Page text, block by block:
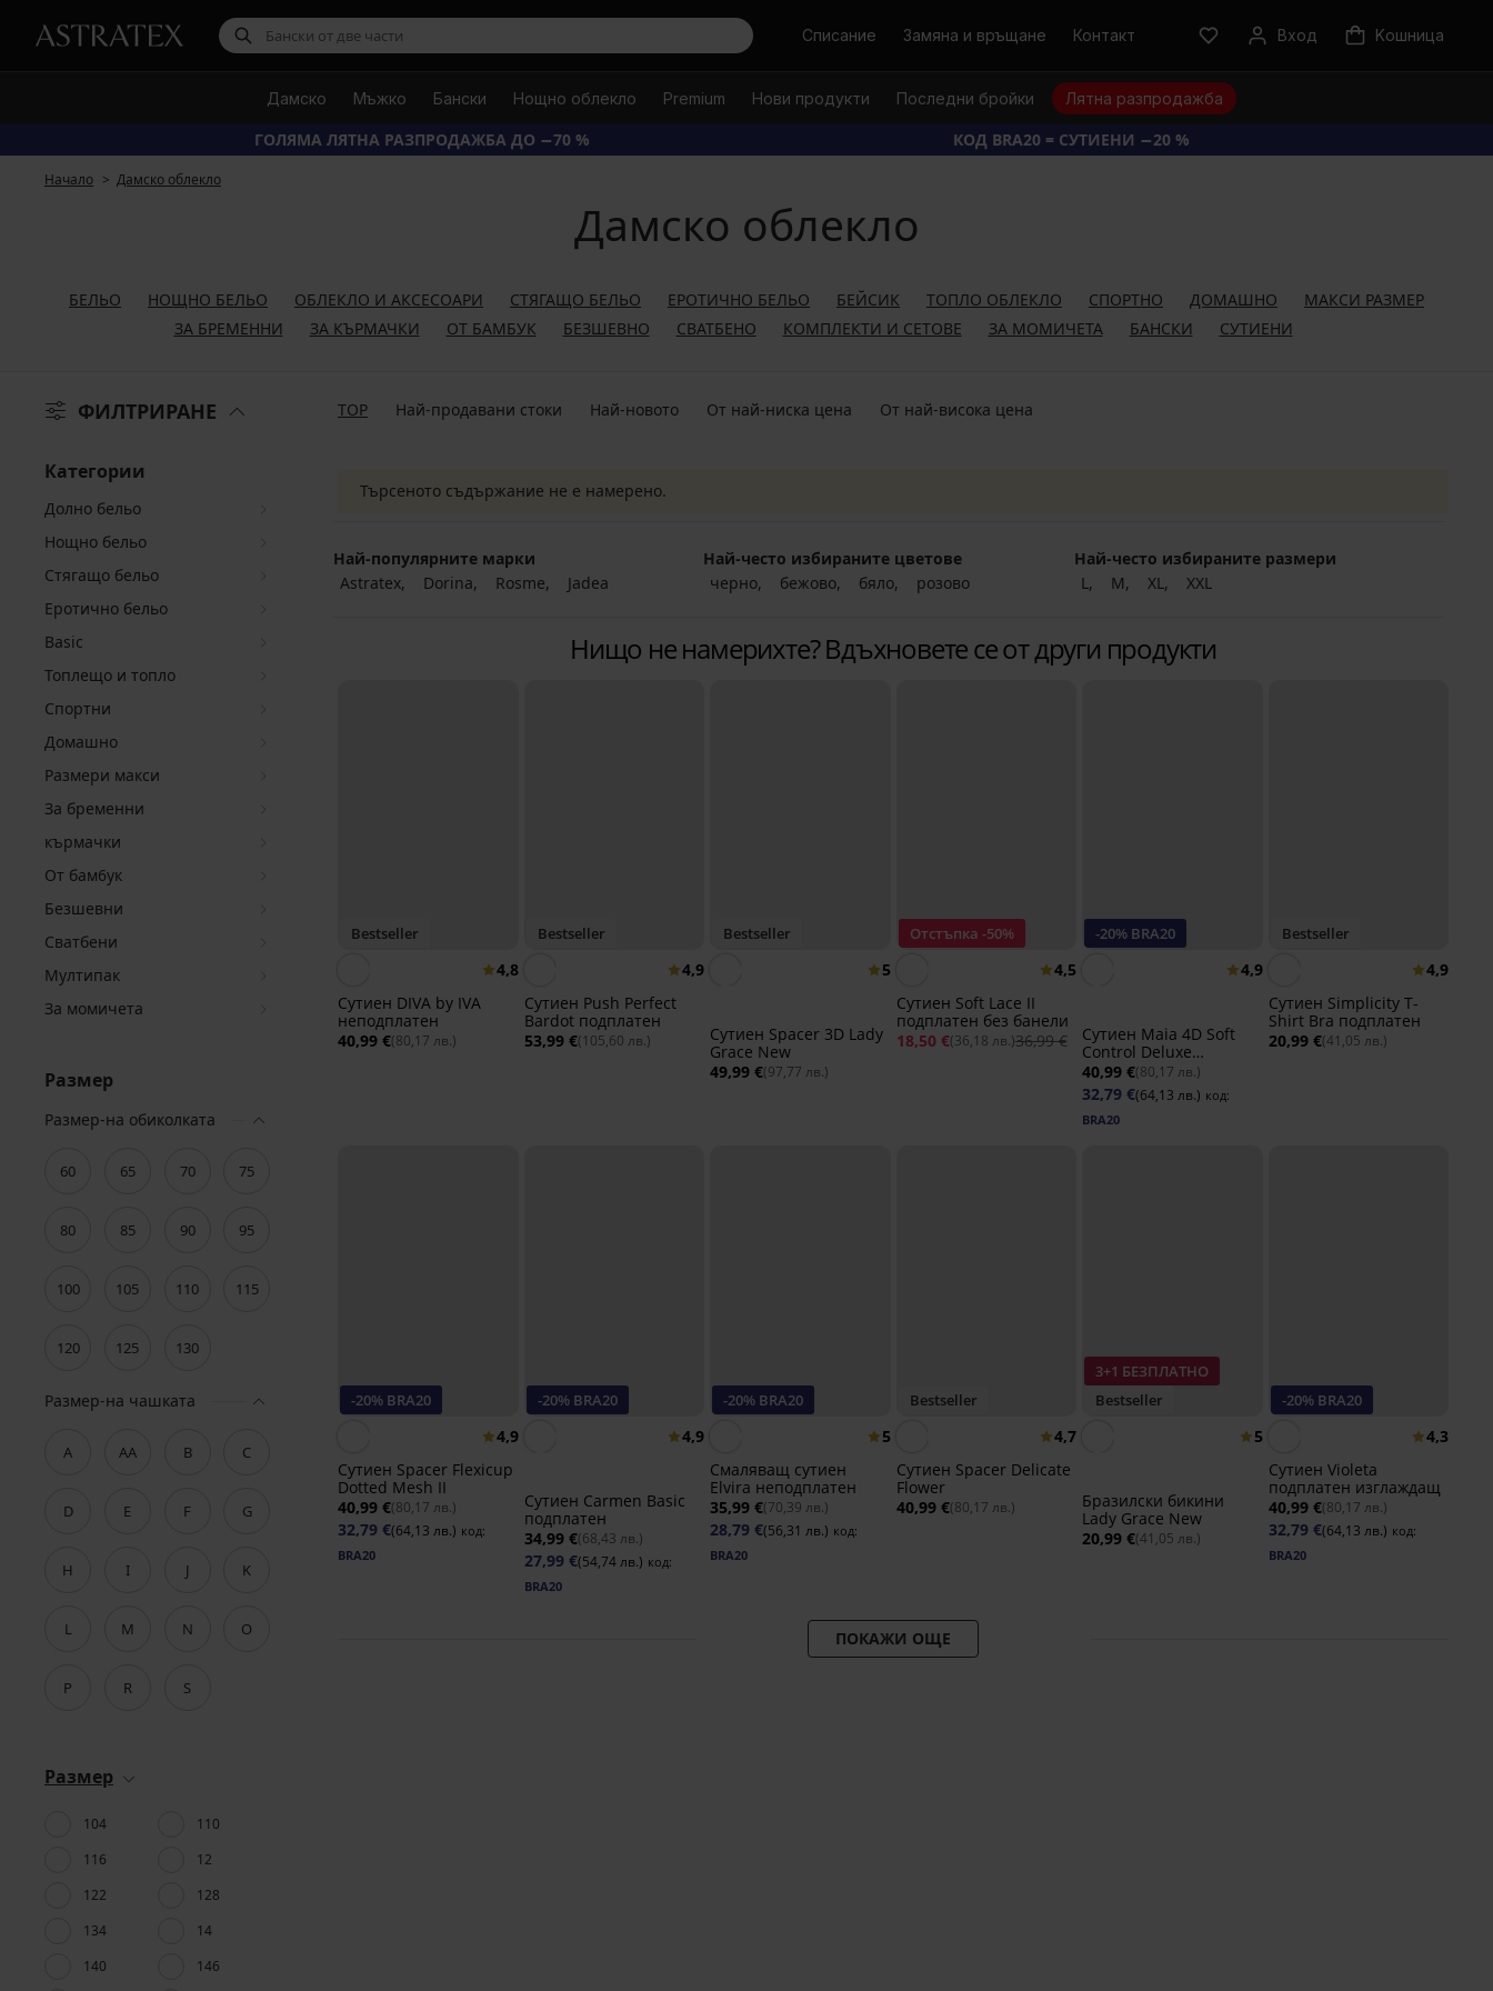
ТърсиСписание Замяна и връщане Контакт Вход Kошница
Дамско Мъжко Бански Нощно облекло Premium Нови продукти Последни бройки Лятна разпродажба
ГОЛЯМА ЛЯТНА РАЗПРОДАЖБА ДО −70 % КОД BRA20 = СУТИЕНИ −20 %
Начало Дамско облекло
Дамско облекло
БЕЛЬО НОЩНО БЕЛЬО ОБЛЕКЛО И АКСЕСОАРИ СТЯГАЩО БЕЛЬО ЕРОТИЧНО БЕЛЬО БЕЙСИК ТОПЛО ОБЛЕКЛО СПОРТНО ДОМАШНО
МАКСИ РАЗМЕР
ЗА БРЕМЕННИ
ЗА КЪРМАЧКИ ОТ БАМБУК БЕЗШЕВНО СВАТБЕНО КОМПЛЕКТИ И СЕТОВЕ ЗА МОМИЧЕТА БАНСКИ СУТИЕНИ
ФИЛТРИРАНЕ TOP Най-продавани стоки Най-новото От най-ниска цена От най-висока цена
Категории
Долно бельо
Нощно бельо
Стягащо бельо
Еротично бельо
Basic
Топлещо и топло
Спортни
Домашно
Размери макси
За бременни
кърмачки
От бам6ук
Безшевни
Сватбени
Мултипак
За момичета
Размер
Размер-на обиколката
60 65 70 75
80 85 90 95
100 105 110 115
120 125 130
Размер-на чашката
A AA B C
D E F G
H I J K
L M N O
P R S
Размер
104
110
116
12
122
128
134
14
140
146
Търсеното съдържание не е намерено.
Най-популярните марки
Astratex
Dorina Rosme Jadea
Най-често избираните цветове
черно
бежово бяло розово
Най-често избираните размери
L
M XL XXL
Нищо не намерихте? Вдъхновете се от други продукти
Bestseller
4,8
Сутиен DIVA by IVA
неподплатен
40,99 €(80,17 лв.)
Bestseller
4,9
Сутиен Push Perfect
Bardot подплатен
53,99 €(105,60 лв.)
Bestseller
5
Сутиен Spacer 3D Lady
Grace New
49,99 €(97,77 лв.)
Отстъпка -50%
4,5
Сутиен Soft Lace II
подплатен без банели
18,50 €(36,18 лв.)36,99 €
-20% BRA20
4,9
Сутиен Maia 4D Soft
Control Deluxe
подплатен
40,99 €(80,17 лв.)
32,79 €(64,13 лв.) код:
BRA20
Bestseller
4,9
Сутиен Simplicity T-
Shirt Bra подплатен
20,99 €(41,05 лв.)
-20% BRA20
4,9
Сутиен Spacer Flexicup
Dotted Mesh II
40,99 €(80,17 лв.)
32,79 €(64,13 лв.) код:
BRA20
-20% BRA20
4,9
Сутиен Carmen Basic
подплатен
34,99 €(68,43 лв.)
27,99 €(54,74 лв.) код:
BRA20
-20% BRA20
5
Смаляващ сутиен
Elvira неподплатен
35,99 €(70,39 лв.)
28,79 €(56,31 лв.) код:
BRA20
Bestseller
4,7
Сутиен Spacer Delicate
Flower
40,99 €(80,17 лв.)
3+1 БЕЗПЛАТНО
Bestseller
5
Бразилски бикини
Lady Grace New
20,99 €(41,05 лв.)
-20% BRA20
4,3
Сутиен Violeta
подплатен изглаждащ
40,99 €(80,17 лв.)
32,79 €(64,13 лв.) код:
BRA20
ПОКАЖИ ОЩЕ